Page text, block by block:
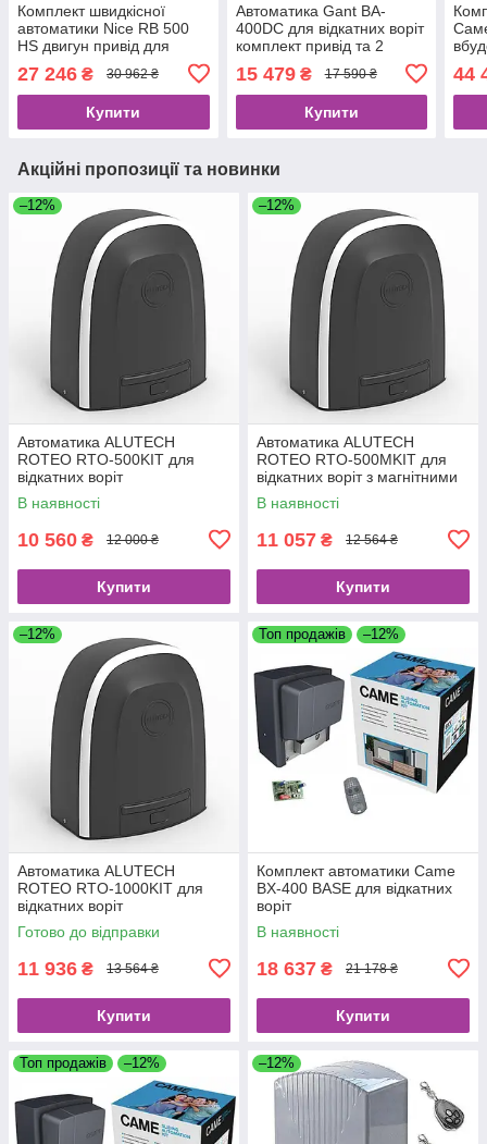
Комплект швидкісної
автоматики Nice RB 500
HS двигун привід для
27 246 ₴ 30 962 ₴
Купити
Автоматика Gant BA-
400DC для відкатних воріт
комплект привід та 2
пульти, магнітні кінцевики
15 479₴ 17 590 ₴
Купити
44
Акційні пропозиції та новинки
–12%
Автоматика ALUTECH
ROTEO RTO-500KIT для
відкатних воріт
В наявності
10 560 ₴ 12 000 ₴
Купити
–12%
Автоматика ALUTECH
ROTEO RTO-500MKIT для
відкатних воріт з магнітними
кінцевими вимикачами
В наявності
11 057 ₴ 12 564 ₴
Купити
–12%
Автоматика ALUTECH
ROTEO RTO-1000KIT для
відкатних воріт
Готово до відправки
11 936 ₴ 13 564 ₴
Купити
Топ продажів –12%
Комплект автоматики Came
BX-400 BASE для відкатних
воріт
В наявності
18 637 ₴ 21 178 ₴
Купити
Топ продажів –12% –12%